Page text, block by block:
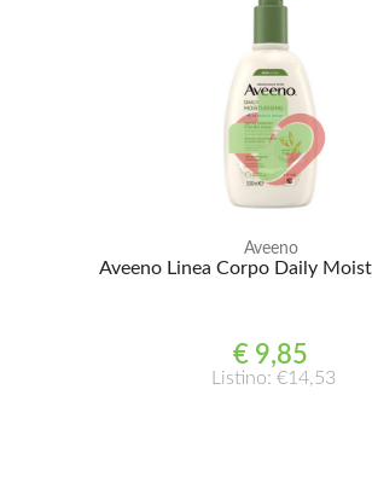
Aveeno
Aveeno Linea Corpo Daily
€ 9,85
Listino: €14,53